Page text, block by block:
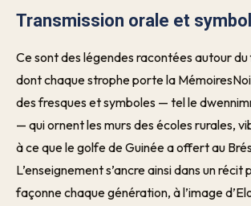
Transmission orale et
Ce sont des légendes racontées autour
dont chaque strophe porte la
des fresques et symboles — tel le
— qui ornent les murs des écoles rurales,
à ce que le golfe de Guinée a offert au
L’enseignement s’ancre ainsi dans un
façonne chaque génération, à l’image